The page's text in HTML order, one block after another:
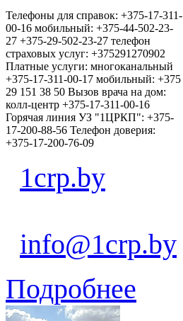
Телефоны для справок: +375-17-311-
00-16 мобильный: +375-44-502-23-
27 +375-29-502-23-27 телефон
страховых услуг: +375291270902
Платные услуги: многоканальный
+375-17-311-00-17 мобильный: +375
29 151 38 50 Вызов врача на дом:
колл-центр +375-17-311-00-16
Горячая линия УЗ "1ЦРКП": +375-
17-200-88-56 Телефон доверия:
+375-17-200-76-09
1crp.by
info@1crp.by
Подробнее